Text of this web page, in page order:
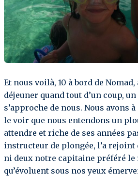
Et nous voilà, 10 à bord de
déjeuner quand tout d’un coup,
s’approche de nous. Nous avons
le voir que nous entendons un
attendre et riche de ses années
instructeur de plongée, l’a rejoint
ni deux notre capitaine préféré
qu’évoluent sous nos yeux